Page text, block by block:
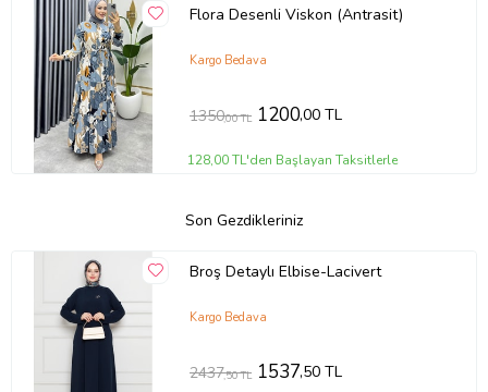
Flora Desenli Viskon (Antrasit)
Kargo Bedava
1350,00 TL 1200,00 TL
128,00 TL'den Başlayan Taksitlerle
Son Gezdikleriniz
Broş Detaylı Elbise-Lacivert
Kargo Bedava
2437,50 TL 1537,50 TL